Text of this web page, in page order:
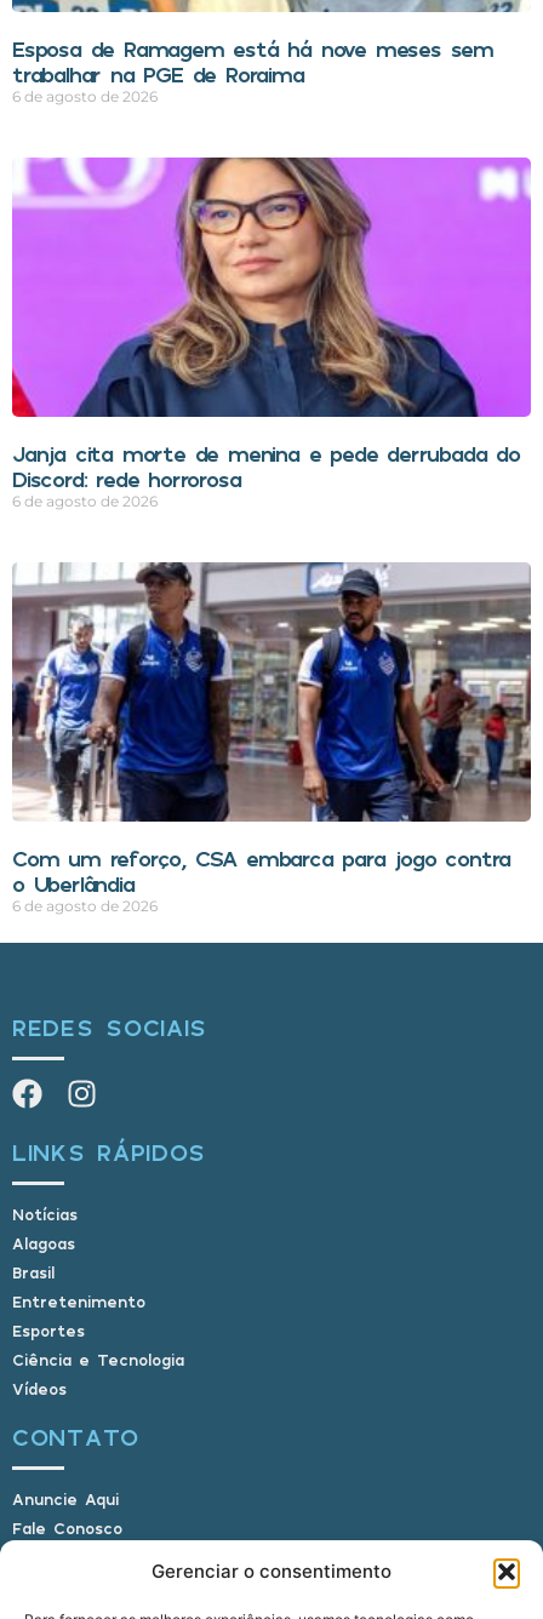
Gerenciar o consentimento
Esposa de Ramagem está há nove meses sem
trabalhar na PGE de Roraima
6 de agosto de 2026
Janja cita morte de menina e pede derrubada do
Discord: rede horrorosa
6 de agosto de 2026
Com um reforço, CSA embarca para jogo contra
o Uberlândia
6 de agosto de 2026
REDES SOCIAIS
LINKS RÁPIDOS
Notícias
Alagoas
Brasil
Entretenimento
Esportes
Ciência e Tecnologia
Vídeos
CONTATO
Anuncie Aqui
Fale Conosco